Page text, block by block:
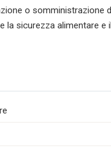
o somministrazione
sicurezza alimentare e